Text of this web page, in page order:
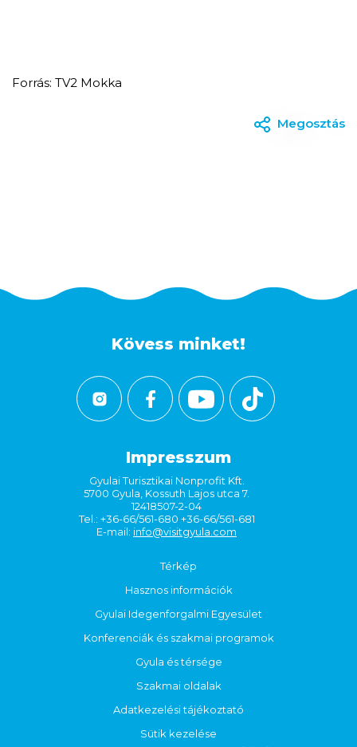
Forrás: TV2 Mokka
Megosztás
Kövess minket!
Impresszum
Gyulai Turisztikai Nonprofit Kft.
5700 Gyula, Kossuth Lajos utca 7.
12418507-2-04
Tel.: +36-66/561-680 +36-66/561-681
E-mail: info@visitgyula.com
Térkép
Hasznos információk
Gyulai Idegenforgalmi Egyesület
Konferenciák és szakmai programok
Gyula és térsége
Szakmai oldalak
Adatkezelési tájékoztató
Sütik kezelése